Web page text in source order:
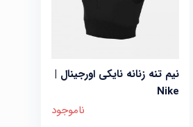
نیم تنه زنانه نایکی اورجینال |
Nike
ناموجود